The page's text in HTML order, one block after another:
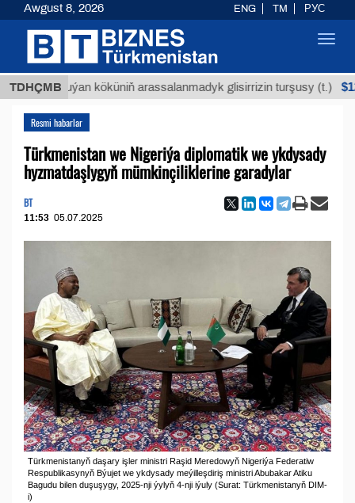
TDHÇMB
Buýan köküniň arassalanmadyk glisirrizin turşusy (t.)
Resmi habarlar
Türkmenistan we Nigeriýa diplomatik we ykdysady
hyzmatdaşlygyň mümkinçiliklerine garadylar
BT
11:53 05.07.2025
Türkmenistanyň daşary işler ministri Raşid Meredowyň Nigeriýa Federatiw
Respublikasynyň Býujet we ykdysady meýilleşdiriş ministri Abubakar Atiku
Bagudu bilen duşuşygy, 2025-nji ýylyň 4-nji iýuly (Surat: Türkmenistanyň DIM-
i)
Awgust 8, 2026 ENG TM РУС